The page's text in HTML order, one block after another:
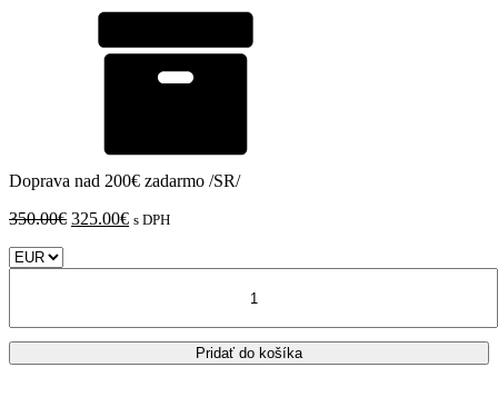
Doprava nad 200€ zadarmo /SR/
350.00€ Pôvodná
325.00€Aktuálna
s DPH
Pridať do košíka